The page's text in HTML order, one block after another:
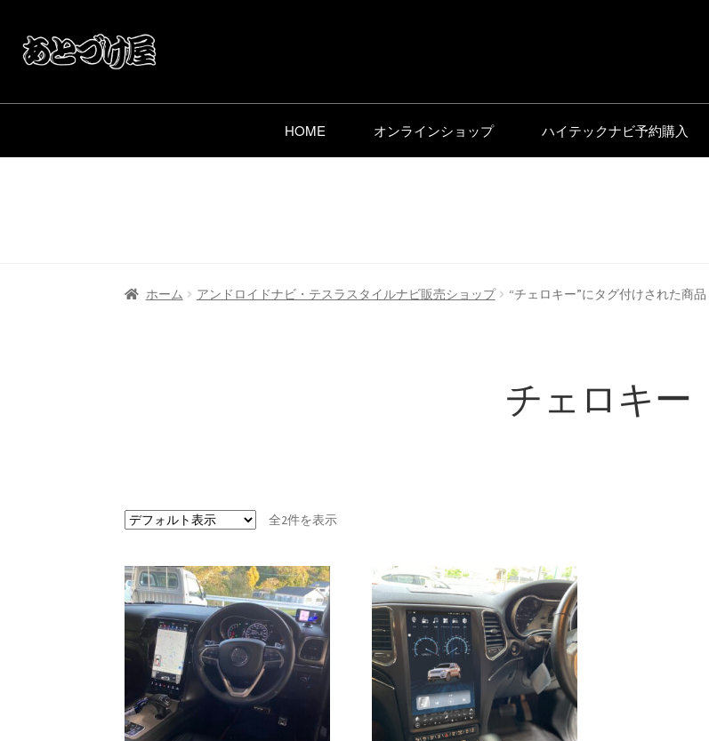
HOME オンラインショップ ハイテックナビ予約購入
ホーム アンドロイドナビ・テスラスタイルナビ販売ショップ “チェロキー”にタグ付けされた商品
チェロキー
全2件を表示